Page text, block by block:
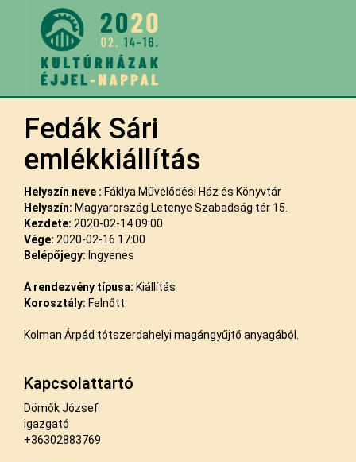
Fedák Sári
emlékkiállítás
Helyszín neve : Fáklya Művelődési Ház és Könyvtár
Helyszín: Magyarország Letenye Szabadság tér 15.
Kezdete: 2020-02-14 09:00
Vége: 2020-02-16 17:00
Belépőjegy: Ingyenes
A rendezvény típusa: Kiállítás
Korosztály: Felnőtt
Kolman Árpád tótszerdahelyi magángyűjtő anyagából.
Kapcsolattartó
Dömők József
igazgató
+36302883769